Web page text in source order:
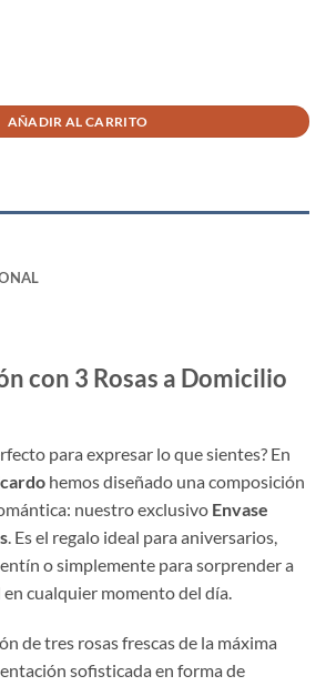
AÑADIR AL CARRITO
con 3 Rosas a Domicilio
para expresar lo que sientes? En
hemos diseñado una composición
nuestro exclusivo Envase
. Es el regalo ideal para aniversarios,
o simplemente para sorprender a
cualquier momento del día.
de tres rosas frescas de la máxima
sofisticada en forma de